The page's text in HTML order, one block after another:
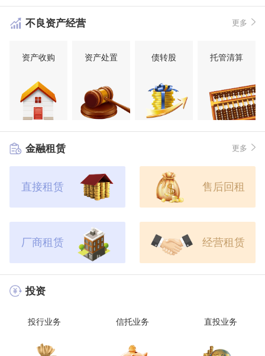
不良资产经营 更多
资产收购 资产处置 债转股 托管清算
金融租赁 更多
直接租赁 售后回租
厂商租赁 经营租赁
投资
投行业务 信托业务 直投业务